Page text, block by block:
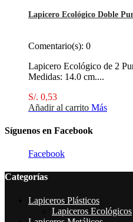
Lapicero Ecológico Doble
Comentario(s): 0
Lapicero Ecológico de 2
Medidas: 14.0 cm....
S/. 0,53
Añadir al carrito Más
Síguenos en Facebook
Facebook
Categorías
Lapiceros Plásticos
Lapiceros Ecológicos